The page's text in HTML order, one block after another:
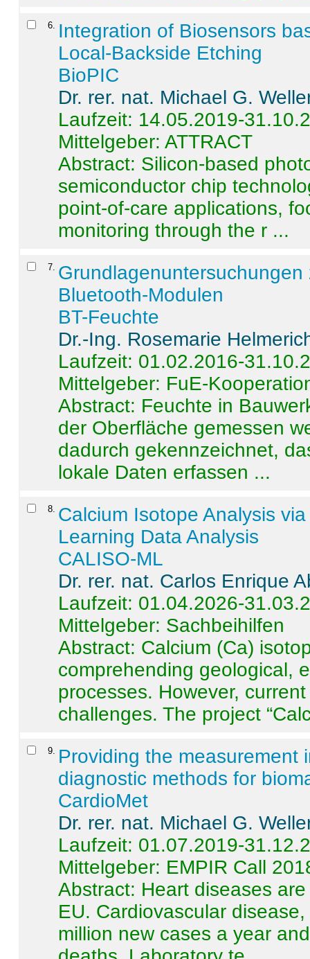
6
Integration of Biosensors
Local-Backside Etching
BioPIC
Dr. rer. nat. Michael G.
Laufzeit: 14.05.2019-
Mittelgeber: ATTRACT
Abstract: Silicon-based
semiconductor chip
point-of-care applications,
monitoring through the r ...
7
Bluetooth-Modulen
BT-Feuchte
Dr.-Ing. Rosemarie
Laufzeit: 01.02.2016-
Mittelgeber: FuE-
Abstract: Feuchte in
der Oberfläche gemessen
dadurch gekennzeichnet,
lokale Daten erfassen ...
8 Calcium Isotope Analysis
Learning Data Analysis
CALISO-ML
Dr. rer. nat. Carlos Enrique
Laufzeit: 01.04.2026-
Mittelgeber: Sachbeihilfen
Abstract: Calcium (Ca)
comprehending geological,
processes. However,
challenges. The project
9
Providing the measurement
diagnostic methods for
CardioMet
Dr. rer. nat. Michael G.
Laufzeit: 01.07.2019-
Mittelgeber: EMPIR Call
Abstract: Heart diseases
EU. Cardiovascular
million new cases a year